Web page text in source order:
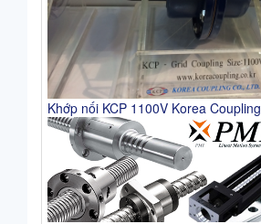
Khớp nối KCP 1100V Korea Coupling